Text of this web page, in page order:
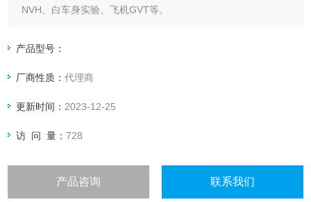
NVH、白车身实验、飞机GVT等。
产品型号：
厂商性质：代理商
更新时间： 2023-12-25
访 问 量：728
产品咨询 联系我们